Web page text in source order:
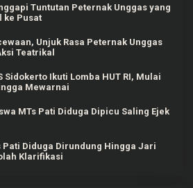
Tuntutan Peternak Unggas yang
ke Pusat
Unjuk Rasa Peternak Unggas
Teatrikal
Sidokerto Ikuti Lomba HUT RI, Mulai
Mewarnai
MTs Pati Diduga Dipicu Saling Ejek
Pati Diduga Dirundung Hingga Jari
Klarifikasi